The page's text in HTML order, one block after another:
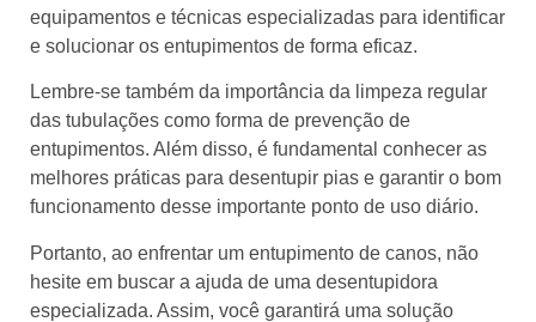
equipamentos e técnicas especializadas para identificar
e solucionar os entupimentos de forma eficaz.
Lembre-se também da importância da limpeza regular
das tubulações como forma de prevenção de
entupimentos. Além disso, é fundamental conhecer as
melhores práticas para desentupir pias e garantir o bom
funcionamento desse importante ponto de uso diário.
Portanto, ao enfrentar um entupimento de canos, não
hesite em buscar a ajuda de uma desentupidora
especializada. Assim, você garantirá uma solução